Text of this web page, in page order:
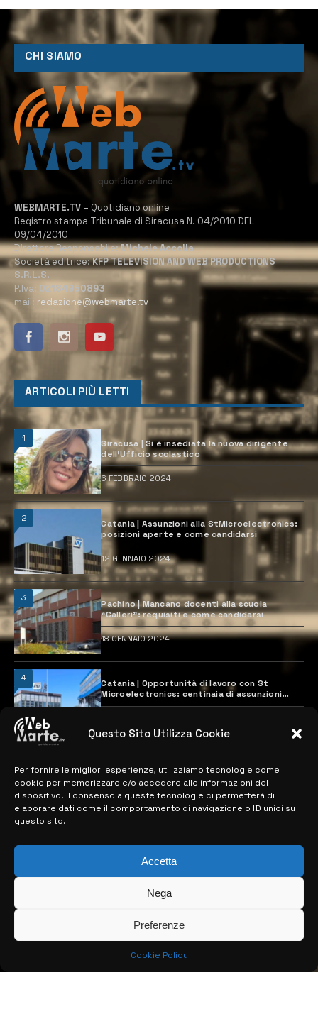
Questo Sito Utilizza Cookie
Per fornire le migliori esperienze, utilizziamo tecnologie come i
cookie per memorizzare e/o accedere alle informazioni del
dispositivo. Il consenso a queste tecnologie ci permetterà di
elaborare dati come il comportamento di navigazione o ID unici su
questo sito.
Accetta
Nega
Preferenze
Cookie Policy
CHI SIAMO
WEBMARTE.TV – Quotidiano online
Registro stampa Tribunale di Siracusa N. 04/2010 DEL
09/04/2010
Direttore Responsabile:Michele Accolla
Società editrice:KFP TELEVISION AND WEB PRODUCTIONS
S.R.L.S.
P.Iva: 02184950893
mail: redazione@webmarte.tv
ARTICOLI PIÙ LETTI
1
Siracusa | Si è insediata la nuova dirigente
dell’Ufficio scolastico
6 FEBBRAIO 2024
2
Catania | Assunzioni alla StMicroelectronics:
posizioni aperte e come candidarsi
12 GENNAIO 2024
3
Pachino | Mancano docenti alla scuola
“Calleri”: requisiti e come candidarsi
18 GENNAIO 2024
4
Catania | Opportunità di lavoro con St
Microelectronics: centinaia di assunzioni
previste
MAPPA DEL SITO
> NOTIZIE